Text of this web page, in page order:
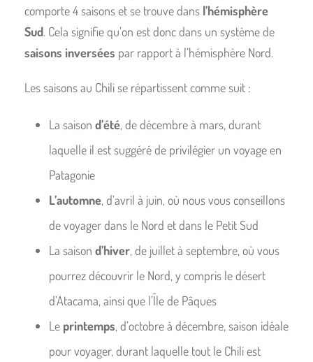
comporte 4 saisons et se trouve dans l’hémisphère
Sud. Cela signifie qu’on est donc dans un système de
saisons inversées par rapport à l’hémisphère Nord.
Les saisons au Chili se répartissent comme suit :
La saison d’été, de décembre à mars, durant
laquelle il est suggéré de privilégier un voyage en
Patagonie
L’automne, d’avril à juin, où nous vous conseillons
de voyager dans le Nord et dans le Petit Sud
La saison d’hiver, de juillet à septembre, où vous
pourrez découvrir le Nord, y compris le désert
d’Atacama, ainsi que l’Île de Pâques
Le printemps, d’octobre à décembre, saison idéale
pour voyager, durant laquelle tout le Chili est